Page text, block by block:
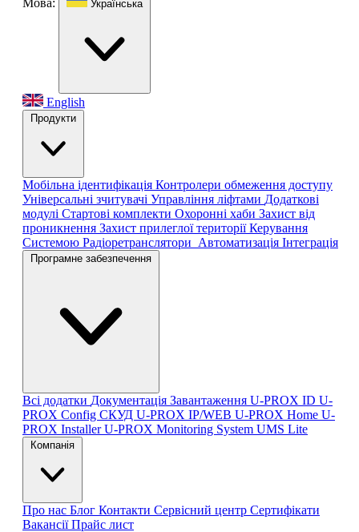
Мова: Українська
English
Продукти
Мобільна ідентифікація Контролери обмеження доступу
Універсальні зчитувачі Управління ліфтами Додаткові
модулі Стартові комплекти Охоронні хаби Захист від
проникнення Захист прилеглої територіїКерування
Системою Радіоретранслятори Автоматизація Інтеграція
Програмне забезпечення
Всі додатки Документація Завантаження U-PROX ID U-
PROX Config СКУД U-PROX IP/WEB U-PROX Home U-
PROX InstallerU-PROX Monitoring System UMS Lite
Компанія
Про нас Блог Контакти Сервісний центр Сертифікати
ВакансіїПрайс лист